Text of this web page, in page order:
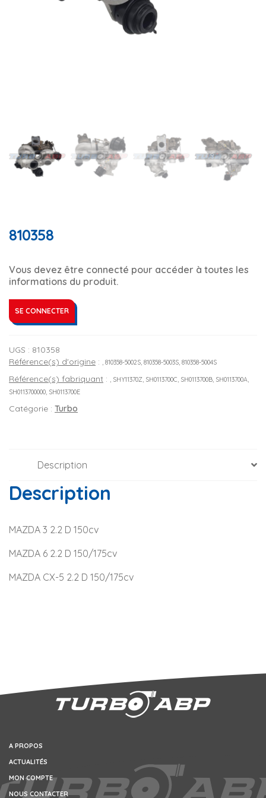
810358
Vous devez être connecté pour accéder à toutes les
informations du produit.
SE CONNECTER
UGS : 810358
Référence(s) d'origine : , 810358-5002S, 810358-5003S, 810358-5004S
Référence(s) fabriquant : , SHY11370Z, SH0113700C, SH0113700B, SH0113700A,
SH0113700000, SH0113700E
Catégorie : Turbo
Description
Description
MAZDA 3 2.2 D 150cv
MAZDA 6 2.2 D 150/175cv
MAZDA CX-5 2.2 D 150/175cv
A PROPOS
ACTUALITÉS
MON COMPTE
NOUS CONTACTER